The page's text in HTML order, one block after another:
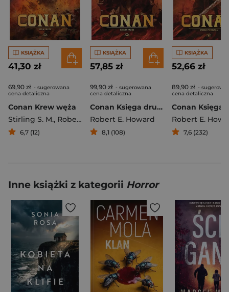
KSIĄŻKA
41,30 zł
69,90 zł - sugerowana
cena detaliczna
Conan Krew węża
Stirling S. M., Robert E. Howard
6,7 (12)
KSIĄŻKA
57,85 zł
99,90 zł - sugerowana
cena detaliczna
Conan Księga druga
Robert E. Howard
8,1 (108)
KSIĄŻKA
52,66 zł
89,90 zł -
cena detaliczna
Robert E.
7,6 (232)
Inne książki z kategorii Horror